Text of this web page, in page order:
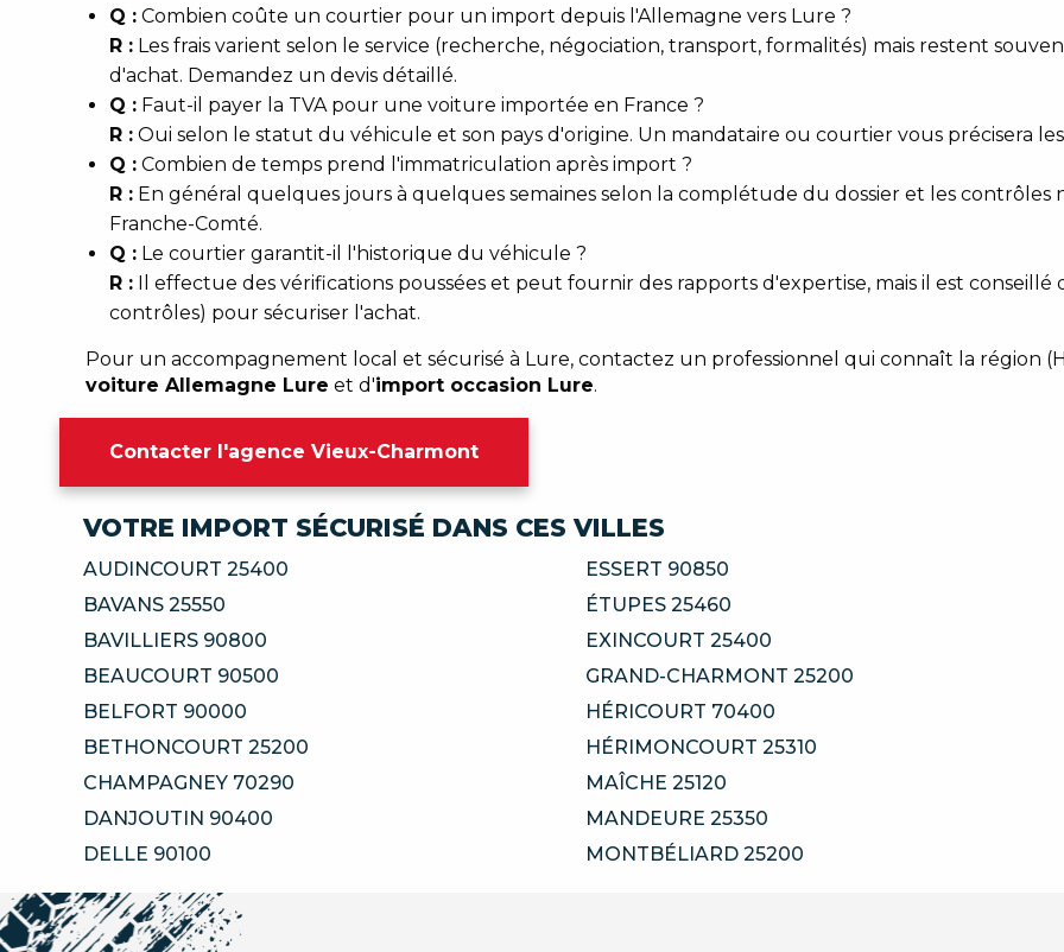
Q : Combien coûte un courtier pour un import depuis l'Allemagne vers Lure ?
R : Les frais varient selon le service (recherche, négociation, transport, formalités) mais restent
d'achat. Demandez un devis détaillé.
Q : Faut-il payer la TVA pour une voiture importée en France ?
R : Oui selon le statut du véhicule et son pays d'origine. Un mandataire ou courtier vous précisera
Q : Combien de temps prend l'immatriculation après import ?
R : En général quelques jours à quelques semaines selon la complétude du dossier et les contrôles
Franche-Comté.
Q : Le courtier garantit-il l'historique du véhicule ?
R : Il effectue des vérifications poussées et peut fournir des rapports d'expertise, mais il est conseillé
contrôles) pour sécuriser l'achat.
Pour un accompagnement local et sécurisé à Lure, contactez un professionnel qui connaît la région
voiture Allemagne Lure et d'import occasion Lure.
Contacter l'agence Vieux-Charmont
VOTRE IMPORT SÉCURISÉ DANS CES VILLES
AUDINCOURT 25400
BAVANS 25550
BAVILLIERS 90800
BEAUCOURT 90500
BELFORT 90000
BETHONCOURT 25200
CHAMPAGNEY 70290
DANJOUTIN 90400
DELLE 90100
ESSERT 90850
ÉTUPES 25460
EXINCOURT 25400
GRAND-CHARMONT 25200
HÉRICOURT 70400
HÉRIMONCOURT 25310
MAÎCHE 25120
MANDEURE 25350
MONTBÉLIARD 25200